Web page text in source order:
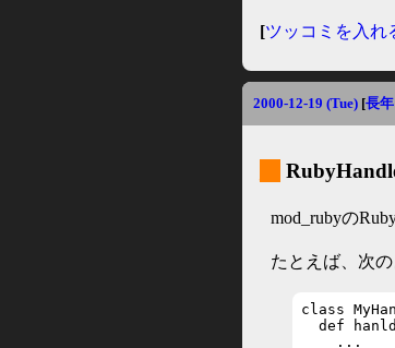
[ツッコミを入れ
2000-12-19 (Tue) [長
mod_rubyの
たとえば、次
class
def
    ...